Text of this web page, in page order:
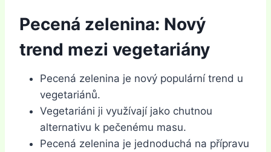
Pecená zelenina: Nový
trend mezi vegetariány
Pecená zelenina je nový populární trend u
vegetariánů.
Vegetariáni ji využívají jako chutnou
alternativu k pečenému masu.
Pecená zelenina je jednoduchá na přípravu